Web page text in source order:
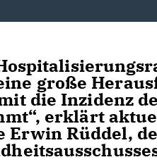
große
die Inzidenz
erklärt
Erwin Rüddel,